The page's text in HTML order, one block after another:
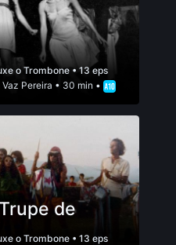
o Trombone • 13 eps
Pereira • 30 min •
de
o Trombone • 13 eps